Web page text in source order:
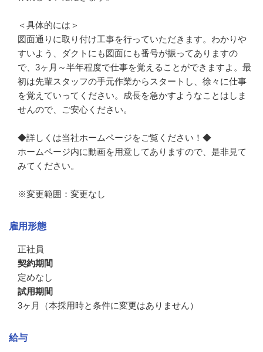
＜具体的には＞
図面通りに取り付け工事を行っていただきます。わかりや
すいよう、ダクトにも図面にも番号が振ってありますの
で、3ヶ月～半年程度で仕事を覚えることができますよ。最
初は先輩スタッフの手元作業からスタートし、徐々に仕事
を覚えていってください。成長を急かすようなことはしま
せんので、ご安心ください。
◆詳しくは当社ホームページをご覧ください！◆
ホームページ内に動画を用意してありますので、是非見て
みてください。
※変更範囲：変更なし
雇用形態
正社員
契約期間
定めなし
試用期間
3ヶ月（本採用時と条件に変更はありません）
給与